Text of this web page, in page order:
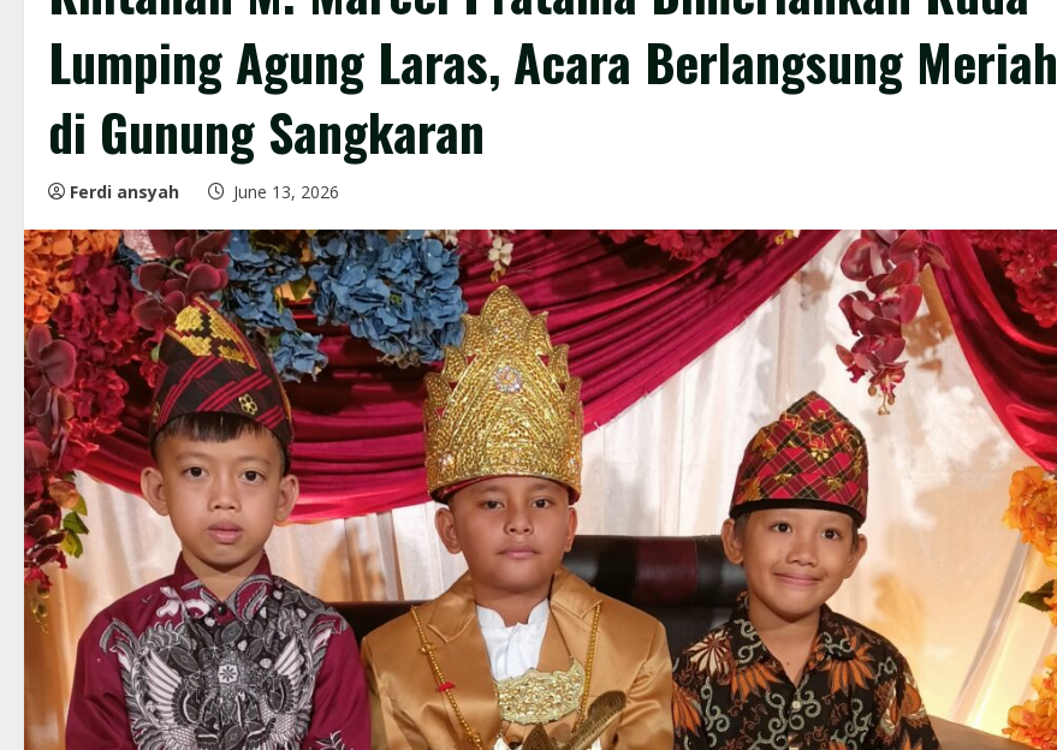
Lumping Agung Laras, Acara Berlangsung Meriah
di Gunung Sangkaran
Ferdi ansyah June 13, 2026